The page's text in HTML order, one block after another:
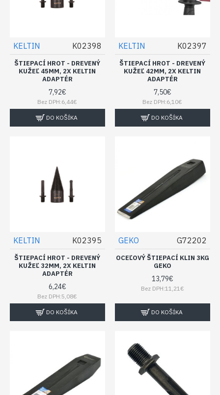
KELTIN K02398
ŠTIEPACÍ HROT - DREVENÝ
KUŽEĽ 45MM, 2X KELTIN
ADAPTÉR
7,92€
Bez DPH:6,44€
DO KOŠÍKA
KELTIN K02397
ŠTIEPACÍ HROT - DREVENÝ
KUŽEĽ 42MM, 2X KELTIN
ADAPTÉR
7,50€
Bez DPH:6,10€
DO KOŠÍKA
KELTIN K02395
ŠTIEPACÍ HROT - DREVENÝ
KUŽEĽ 32MM, 2X KELTIN
ADAPTÉR
6,24€
Bez DPH:5,08€
DO KOŠÍKA
GEKO G72202
OCEĽOVÝ ŠTIEPACÍ KLIN 3KG
GEKO
13,79€
Bez DPH:11,21€
DO KOŠÍKA